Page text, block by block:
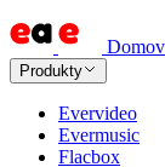
Domov
Produkty
Evervideo
Evermusic
Flacbox